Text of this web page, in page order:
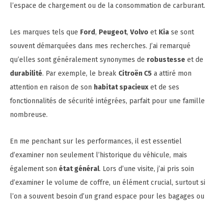
l’espace de chargement ou de la consommation de carburant.
Les marques tels que Ford, Peugeot, Volvo et Kia se sont
souvent démarquées dans mes recherches. J’ai remarqué
qu’elles sont généralement synonymes de robustesse et de
durabilité. Par exemple, le break Citroën C5 a attiré mon
attention en raison de son habitat spacieux et de ses
fonctionnalités de sécurité intégrées, parfait pour une famille
nombreuse.
En me penchant sur les performances, il est essentiel
d’examiner non seulement l’historique du véhicule, mais
également son état général. Lors d’une visite, j’ai pris soin
d’examiner le volume de coffre, un élément crucial, surtout si
l’on a souvent besoin d’un grand espace pour les bagages ou